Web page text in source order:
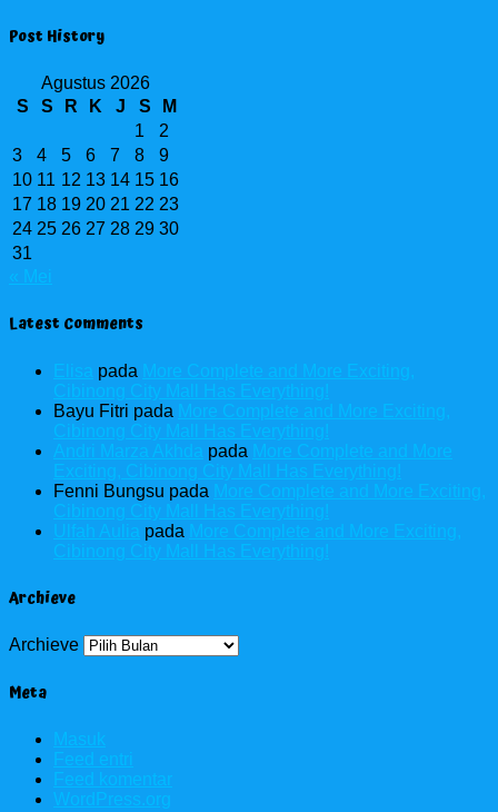
Post History
Agustus 2026
S
S R K J S
M
1
2
3
4 5 6 7 8
9
10 11 12 13 14 15 16
17 18 19 20 21 22 23
24 25 26 27 28 29 30
31
« Mei
Latest Comments
Elisa pada More Complete and More Exciting,
Cibinong City Mall Has Everything!
Bayu Fitri pada More Complete and More Exciting,
Cibinong City Mall Has Everything!
Andri Marza Akhda pada More Complete and More
Exciting, Cibinong City Mall Has Everything!
Fenni Bungsu pada More Complete and More Exciting,
Cibinong City Mall Has Everything!
Ulfah Aulia pada More Complete and More Exciting,
Cibinong City Mall Has Everything!
Archieve
Archieve
Meta
Masuk
Feed entri
Feed komentar
WordPress.org